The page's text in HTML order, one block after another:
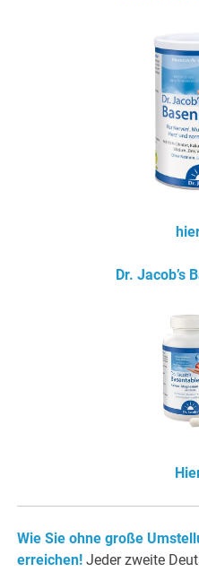
Dr. Jacob’s
Wie Sie ohne große
erreichen! Jeder zweite